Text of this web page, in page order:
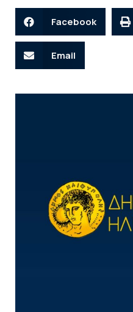
Facebook
Email